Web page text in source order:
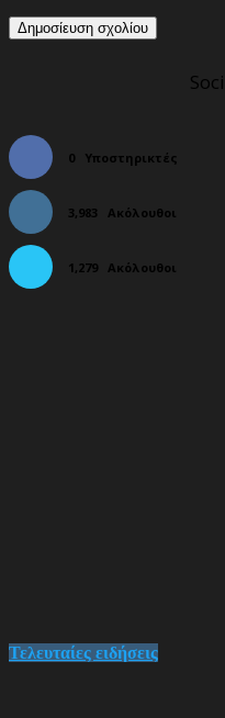
0 Υποστηρικτές
3,983 Ακόλουθοι
1,279 Ακόλουθοι
Τελευταίες ειδήσεις